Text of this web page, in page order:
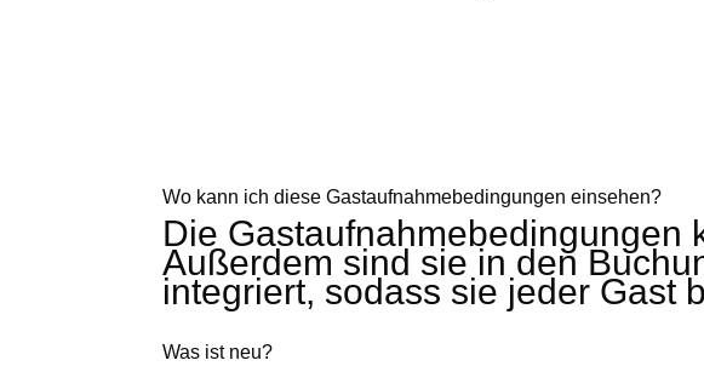
Wo kann ich diese Gastaufnahmebedingungen einsehen?
Die Gastaufnahmebedingungen
Außerdem sind sie in den
integriert, sodass sie jeder Gast
Was ist neu?